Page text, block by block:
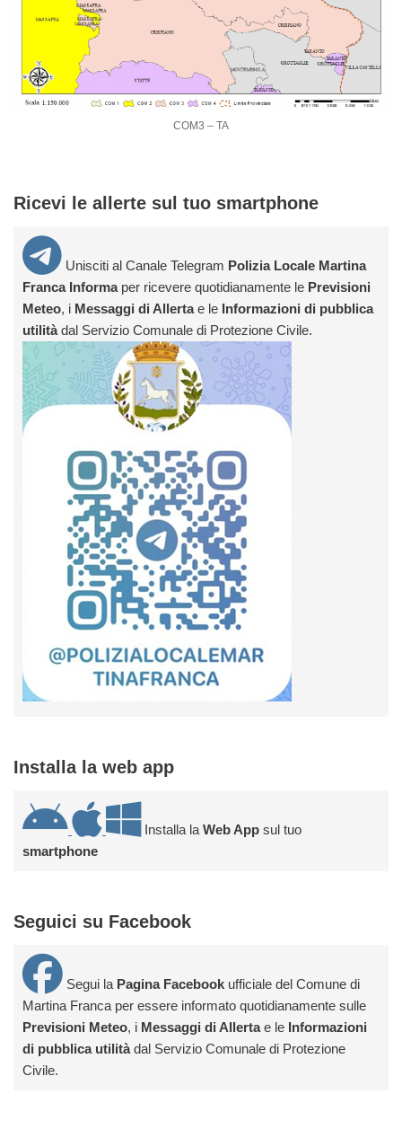
COM3 – TA
Ricevi le allerte sul tuo smartphone
Unisciti al Canale Telegram Polizia Locale Martina
Franca Informaper ricevere quotidianamente le Previsioni
Meteo, i Messaggi di Allertae le Informazioni di pubblica
utilitàdal Servizio Comunale di Protezione Civile.
Installa la web app
Installa la Web App sul tuo
smartphone
Seguici su Facebook
Segui la Pagina Facebook ufficiale del Comune di
Martina Franca per essere informato quotidianamente sulle
Previsioni Meteo, i Messaggi di Allertae le Informazioni
di pubblica utilitàdal Servizio Comunale di Protezione
Civile.